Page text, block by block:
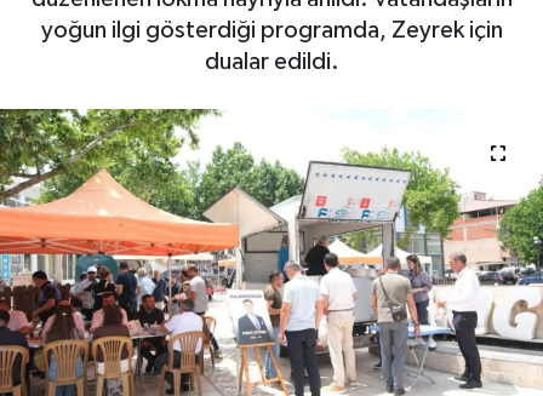
yoğun ilgi gösterdiği programda, Zeyrek için
dualar edildi.